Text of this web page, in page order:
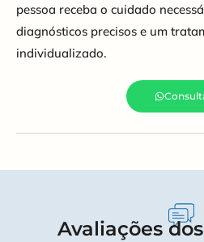
pessoa receba o cuidado
diagnósticos precisos e um
individualizado.
Avaliações